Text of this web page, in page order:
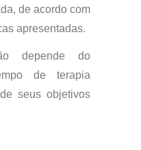
de acordo com
apresentadas.
depende do
de terapia
seus objetivos